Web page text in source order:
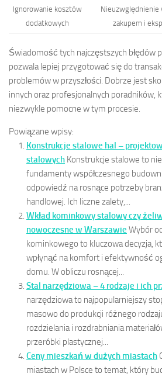
Ignorowanie kosztów
dodatkowych
Nieuzwględnienie
zakupem i
Świadomość tych najczęstszych błędów
pozwala lepiej przygotować się do
problemów w przyszłości. Dobrze jest
innych oraz profesjonalnych poradników,
niezwykle pomocne w tym procesie.
Powiązane wpisy:
Konstrukcje stalowe hal –
stalowych Konstrukcje stalowe to
fundamenty współczesnego
odpowiedź na rosnące potrzeby
handlowej. Ich liczne zalety,...
Wkład kominkowy stalowy czy
nowoczesne w Warszawie Wybór
kominkowego to kluczowa decyzja,
wpłynąć na komfort i efektywność
domu. W obliczu rosnącej...
Stal narzędziowa – 4 rodzaje i ich
narzędziowa to najpopularniejszy
masowo do produkcji różnego
rozdzielania i rozdrabniania
przeróbki plastycznej...
Ceny mieszkań w dużych miastach
miastach w Polsce to temat, który